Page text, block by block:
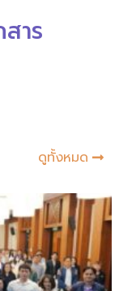
าร
ดูทั้งหมด